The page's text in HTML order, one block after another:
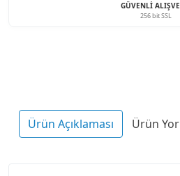
GÜVENLI
256 bit SSL
Ürün Açıklaması Ürün